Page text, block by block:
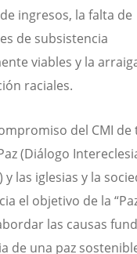
ingresos, la falta de
de subsistencia
viables y la
raciales.
del CMI de
(Diálogo
y las iglesias y la
el objetivo de la
las causas
de una paz